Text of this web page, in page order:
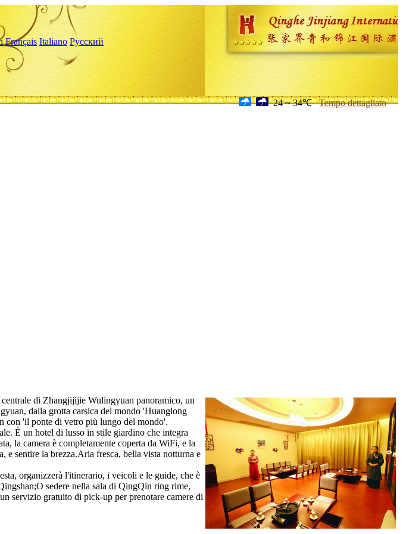
Français Italiano Русский
24 ~ 34℃ Tempo dettagliato
di Zhangjijijie Wulingyuan panoramico, un
dalla grotta carsica del mondo 'Huanglong
con 'il ponte di vetro più lungo del mondo'.
È un hotel di lusso in stile giardino che integra
la camera è completamente coperta da WiFi, e la
e sentire la brezza.Aria fresca, bella vista notturna e
organizzerà l'itinerario, i veicoli e le guide, che è
sedere nella sala di QingQin ring rime,
servizio gratuito di pick-up per prenotare camere di